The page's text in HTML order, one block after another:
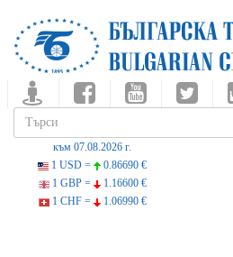
към 07.08.2026 г.
1 USD =
0.86690 €
1 GBP =
1.16600 €
1 CHF =
1.06990 €